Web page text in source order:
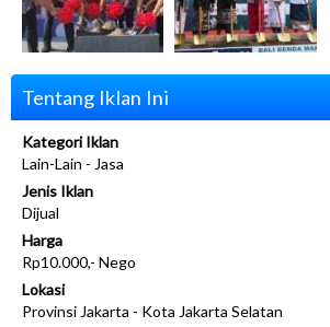
Tentang Iklan Ini
Kategori Iklan
Lain-Lain - Jasa
Jenis Iklan
Dijual
Harga
Rp10.000,- Nego
Lokasi
Provinsi Jakarta - Kota Jakarta Selatan